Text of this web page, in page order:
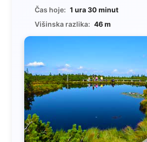
Čas hoje: 1 ura 30 minut
Višinska razlika: 46 m